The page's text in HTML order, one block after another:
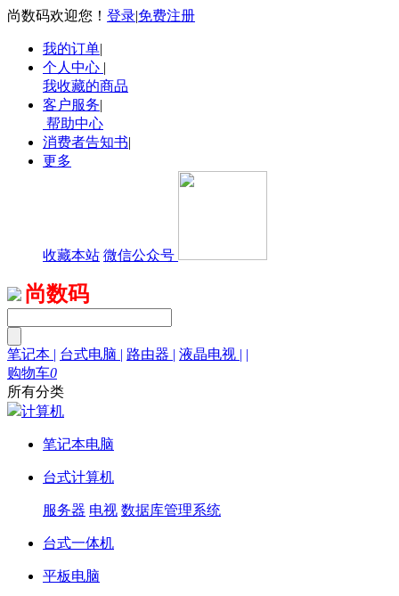
尚数码欢迎您！ 登录|免费注册
我的订单|
个人中心 |
我收藏的商品
客户服务|
帮助中心
消费者告知书|
更多
收藏本站 微信公众号
尚数码
笔记本 | 台式电脑 | 路由器 | 液晶电视 | |
购物车0
所有分类
计算机
笔记本电脑
台式计算机
服务器 电视 数据库管理系统
台式一体机
平板电脑